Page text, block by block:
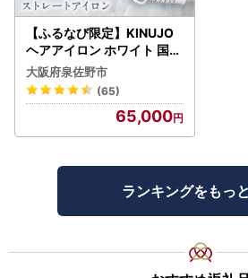
【ふるなび限定】KINUJO
ヘアアイロン ホワイト 国内
製造 FN-Limited-PR
大阪府泉佐野市
(65)
65,000
ランキングをもっ